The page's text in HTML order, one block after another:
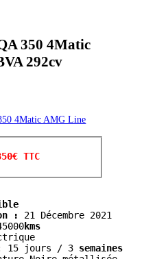
350 4Matic
292cv
TTC
:
kms
15 jours / 3 semaines